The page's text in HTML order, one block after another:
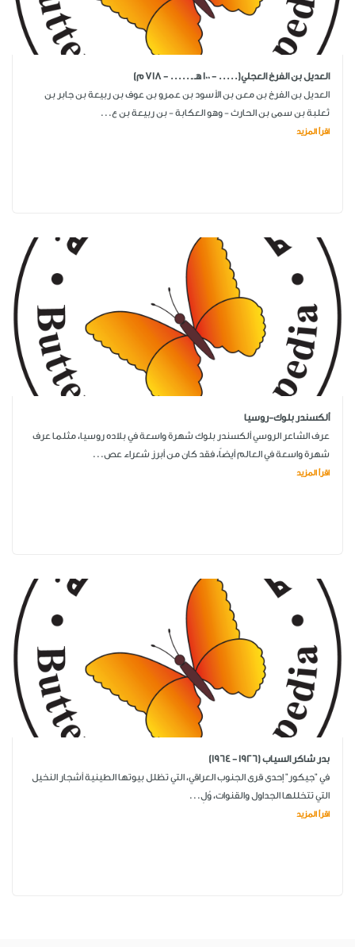
العديل بن الفرخ العجلي(..... - 100 هـ ـ ..... - 718 م)
العديل بن الفرخ بن معن بن الأسود بن عمرو بن عوف بن ربيعة بن جابر بن
ثعلبة بن سمى بن الحارث - وهو العكابة - بن ربيعة بن ع...
اقرأ المزيد
ألكسندر بلوك-روسيا
عرف الشاعر الروسي ألكسندر بلوك شهرة واسعة في بلاده روسيا، مثلما عرف
شهرة واسعة في العالم أيضاً، فقد كان من أبرز شعراء عص...
اقرأ المزيد
بدر شاكر السياب (1926 - 1964)
في "جيكور" إحدى قرى الجنوب العراقي، التي تظلل بيوتها الطينية أشجار النخيل
التي تتخللها الجداول والقنوات، وُلِ...
اقرأ المزيد